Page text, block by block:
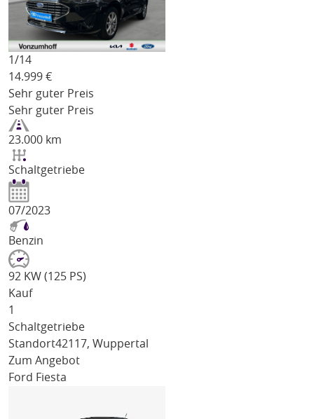
1/14
14.999 €
Sehr guter Preis
Sehr guter Preis
23.000 km
Schaltgetriebe
07/2023
Benzin
92 KW (125 PS)
Kauf
1
Schaltgetriebe
Standort42117, Wuppertal
Zum Angebot
Ford Fiesta